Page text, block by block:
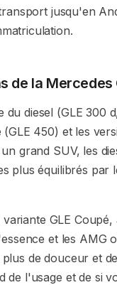
jusqu'en
de la Mercedes
du diesel (GLE 300
450) et les
grand SUV, les
plus équilibrés par
variante GLE
et les AMG
de douceur et
de l'usage et de si